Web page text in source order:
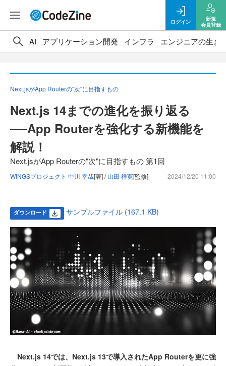
ログイン
新規
会員登録
AI アプリケーション開発 インフラ エンジニアの生き
Next.jsがApp Routerの"次"に目指すもの
Next.js 14までの進化を振り返る
──App Routerを強化する新機能を
解説！
Next.jsがApp Routerの"次"に目指すもの 第1回
WINGSプロジェクト 中川 幸哉[著] /山田 祥寛[監修] 2024/12/20 11:00
ダウンロード サンプルファイル (167.1 KB)
Next.js 14では、Next.js 13で導入されたApp Routerを更に強